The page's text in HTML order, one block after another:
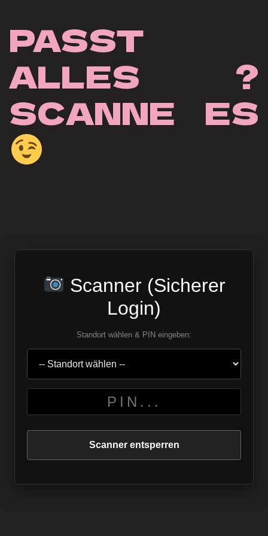
PASST
ALLES ?
SCANNE ES
Scanner (Sicherer
Login)
Standort wählen & PIN eingeben:
Scanner entsperren